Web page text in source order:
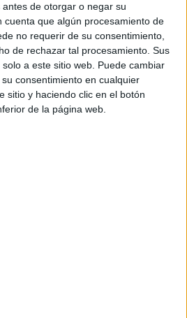
de otorgar o negar su
cuenta que algún procesamiento de
no requerir de su consentimiento,
de rechazar tal procesamiento. Sus
a este sitio web. Puede cambiar
consentimiento en cualquier
sitio y haciendo clic en el botón
de la página web.